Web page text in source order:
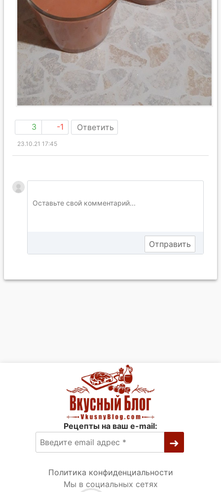
3 -1 Ответить
23.10.21 17:45
Рецепты на ваш e-mail:
Политика конфиденциальности
Мы в социальных сетях